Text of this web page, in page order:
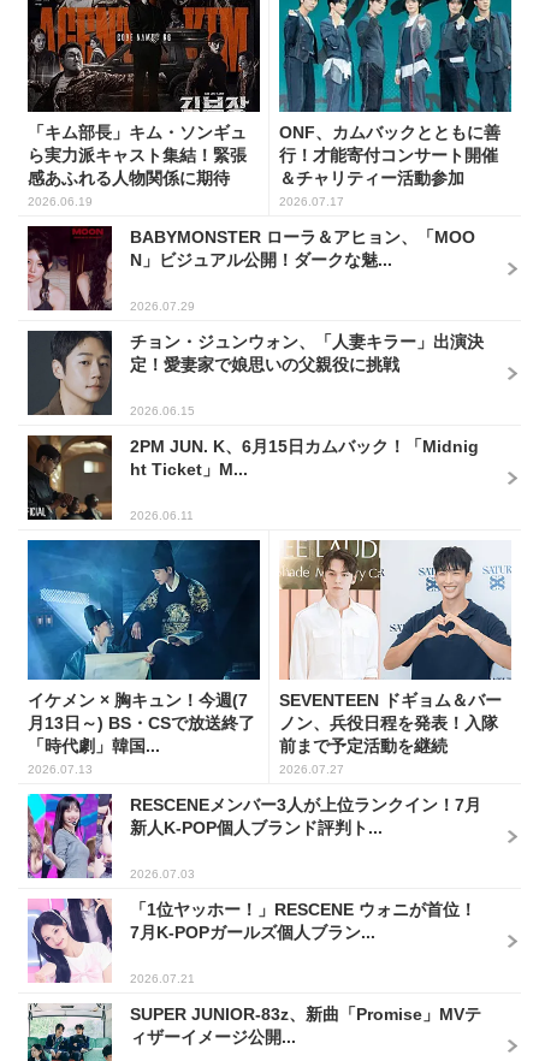
「キム部長」キム・ソンギュ
ら実力派キャスト集結！緊張
感あふれる人物関係に期待
2026.06.19
ONF、カムバックとともに善
行！才能寄付コンサート開催
＆チャリティー活動参加
2026.07.17
BABYMONSTER ローラ＆アヒョン、「MOO
N」ビジュアル公開！ダークな魅...
2026.07.29
チョン・ジュンウォン、「人妻キラー」出演決
定！愛妻家で娘思いの父親役に挑戦
2026.06.15
2PM JUN. K、6月15日カムバック！「Midnig
ht Ticket」M...
2026.06.11
イケメン × 胸キュン！今週(7
月13日～) BS・CSで放送終了
「時代劇」韓国...
2026.07.13
SEVENTEEN ドギョム＆バー
ノン、兵役日程を発表！入隊
前まで予定活動を継続
2026.07.27
RESCENEメンバー3人が上位ランクイン！7月
新人K-POP個人ブランド評判ト...
2026.07.03
「1位ヤッホー！」RESCENE ウォニが首位！
7月K-POPガールズ個人ブラン...
2026.07.21
SUPER JUNIOR-83z、新曲「Promise」MVテ
ィザーイメージ公開...